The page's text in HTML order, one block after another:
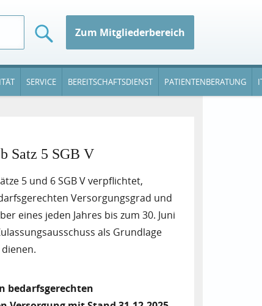
Zum Mitgliederbereich
SERVICE BEREITSCHAFTSDIENST PATIENTENBERATUNG
Satz 5 SGB V
5 und 6 SGB V verpflichtet,
Versorgungsgrad und
eines jeden Jahres bis zum 30. Juni
als Grundlage
bedarfsgerechten